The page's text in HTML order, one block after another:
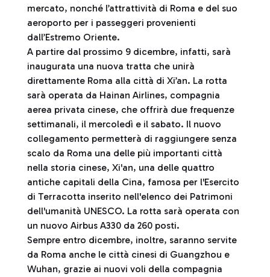
mercato, nonché l’attrattività di Roma e del suo
aeroporto per i passeggeri provenienti
dall’Estremo Oriente.
A partire dal prossimo 9 dicembre, infatti, sarà
inaugurata una nuova tratta che unirà
direttamente Roma alla città di Xi’an. La rotta
sarà operata da Hainan Airlines, compagnia
aerea privata cinese, che offrirà due frequenze
settimanali, il mercoledì e il sabato. Il nuovo
collegamento permetterà di raggiungere senza
scalo da Roma una delle più importanti città
nella storia cinese, Xi'an, una delle quattro
antiche capitali della Cina, famosa per l'Esercito
di Terracotta inserito nell'elenco dei Patrimoni
dell'umanità UNESCO. La rotta sarà operata con
un nuovo Airbus A330 da 260 posti.
Sempre entro dicembre, inoltre, saranno servite
da Roma anche le città cinesi di Guangzhou e
Wuhan, grazie ai nuovi voli della compagnia